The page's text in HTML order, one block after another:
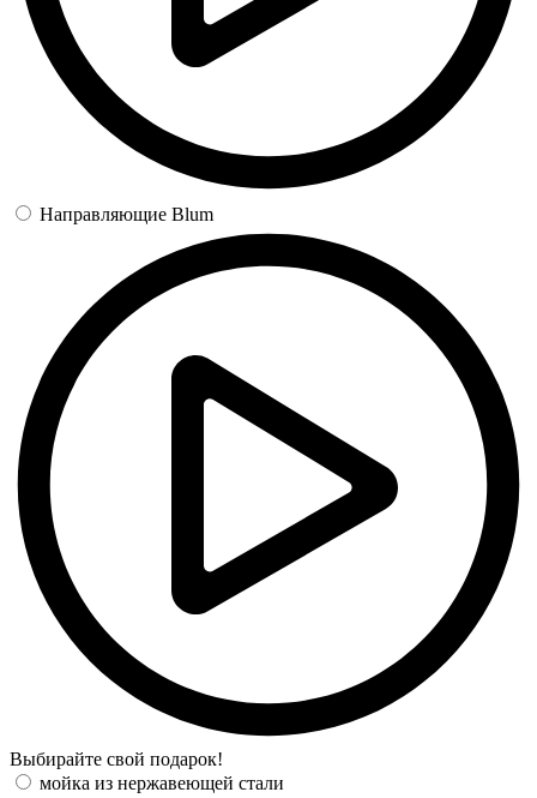
Направляющие Blum
Выбирайте свой подарок!
мойка из нержавеющей стали